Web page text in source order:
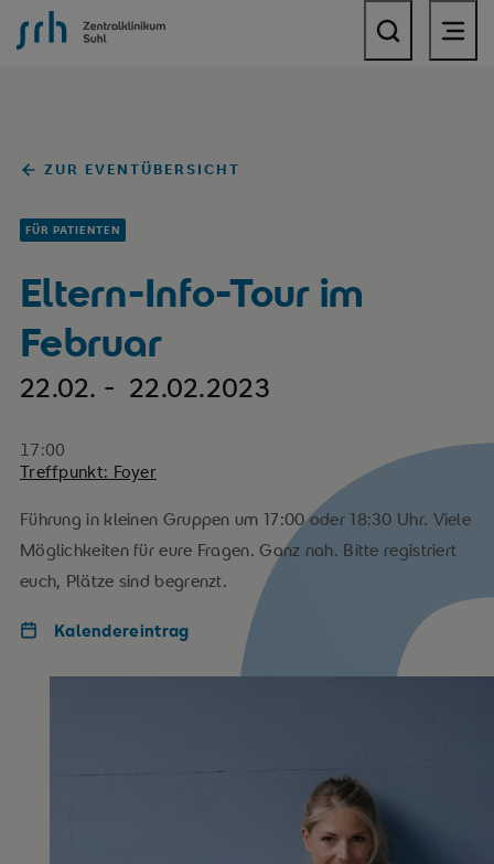
SRH Zentralklinikum Suhl
ZUR EVENTÜBERSICHT
FÜR PATIENTEN
Eltern-Info-Tour im
Februar
22.02. - 22.02.2023
17:00
Treffpunkt: Foyer
Führung in kleinen Gruppen um 17:00 oder 18:30 Uhr. Viele
Möglichkeiten für eure Fragen. Ganz nah. Bitte registriert
euch, Plätze sind begrenzt.
Kalendereintrag